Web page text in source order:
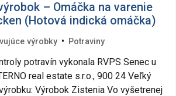
– Omáčka na varenie
(Hotová indická omáčka)
výrobky • Potraviny
potravín vykonala RVPS Senec u
real estate s.r.o., 900 24 Veľký
Výrobok Zistenia Vo vyšetrenej